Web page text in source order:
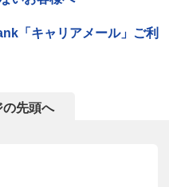
「キャリアメール」ご利
先頭へ